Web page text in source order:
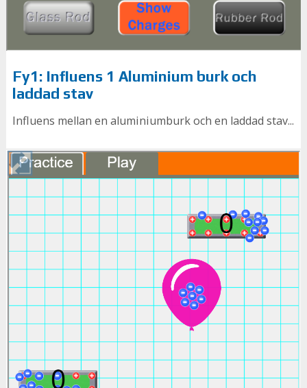
Fy1: Influens 1 Aluminium burk och
laddad stav
Influens mellan en aluminiumburk och en laddad stav...